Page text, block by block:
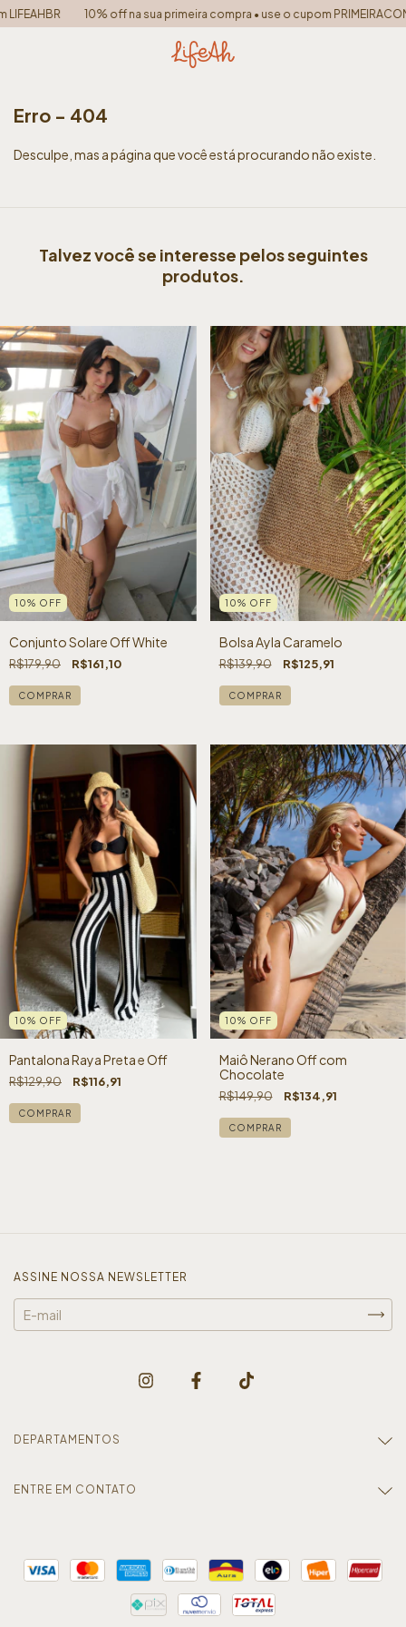
10% off na sua primeira compra • use o cupom
Erro - 404
Desculpe, mas a página que você está procurando não existe.
Talvez você se interesse pelos seguintes
produtos.
10% OFF
Conjunto Solare Off White
R$179,90 R$161,10
COMPRAR
10% OFF
Bolsa Ayla Caramelo
R$139,90 R$125,91
10% OFF
Pantalona Raya Preta e Off
R$129,90 R$116,91
COMPRAR
10% OFF
Maiô Nerano Off com
Chocolate
R$149,90 R$134,91
COMPRAR
ASSINE NOSSA NEWSLETTER
DEPARTAMENTOS
ENTRE EM CONTATO